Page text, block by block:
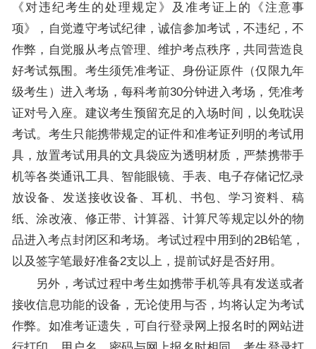
《对违纪考生的处理规定》及准考证上的《注意事
项》，自觉遵守考试纪律，诚信参加考试，不违纪，不
作弊，自觉服从考点管理、维护考点秩序，共同营造良
好考试氛围。考生须凭准考证、身份证原件（仅限九年
级考生）进入考场，每科考前30分钟进入考场，凭准考
证对号入座。建议考生预留充足的入场时间，以免耽误
考试。考生只能携带规定的证件和准考证列明的考试用
具，放置考试用具的文具袋应为透明材质，严禁携带手
机等各类通讯工具、智能眼镜、手表、电子存储记忆录
放设备、发送接收设备、耳机、书包、学习资料、稿
纸、涂改液、修正带、计算器、计算尺等规定以外的物
品进入考点封闭区和考场。考试过程中用到的2B铅笔，
以及签字笔最好准备2支以上，提前试好是否好用。
另外，考试过程中考生如携带手机等具有发送或者
接收信息功能的设备，无论使用与否，均将认定为考试
作弊。如准考证遗失，可自行登录网上报名时的网站进